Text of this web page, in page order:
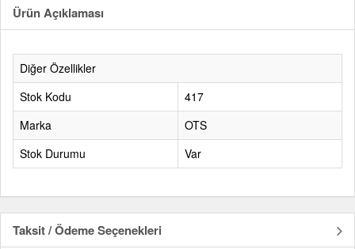
Ürün Açıklaması
Diğer Özellikler
Stok Kodu
417
Marka
OTS
Stok Durumu
Var
Taksit / Ödeme Seçenekleri